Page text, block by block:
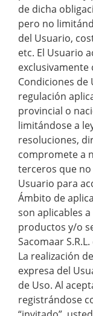
de dicha
pero no
del Usuario,
etc. El Usuario
exclusivamente
Condiciones de
regulación
provincial o
limitándose a
resoluciones,
compromete a
terceros que
Usuario para
Ámbito de
son aplicables
productos y/o
Sacomaar
La realización
expresa del
de Uso. Al
registrándose